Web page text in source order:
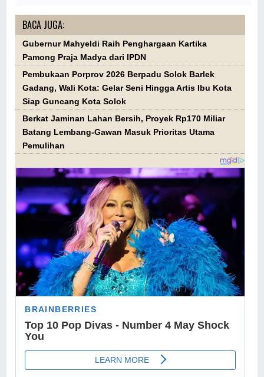
BACA JUGA:
Gubernur Mahyeldi Raih Penghargaan Kartika
Pamong Praja Madya dari IPDN
Pembukaan Porprov 2026 Berpadu Solok Barlek
Gadang, Wali Kota: Gelar Seni Hingga Artis Ibu Kota
Siap Guncang Kota Solok
Berkat Jaminan Lahan Bersih, Proyek Rp170 Miliar
Batang Lembang-Gawan Masuk Prioritas Utama
Pemulihan